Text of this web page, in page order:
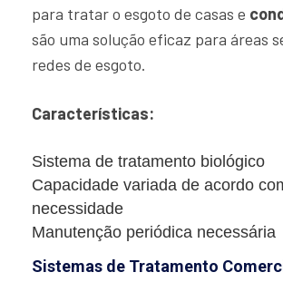
para tratar o esgoto de casas e
são uma solução eficaz para áreas
redes de esgoto.
Características:
Sistema de tratamento biológico
Capacidade variada de acordo
necessidade
Manutenção periódica necessária
Sistemas de Tratamento